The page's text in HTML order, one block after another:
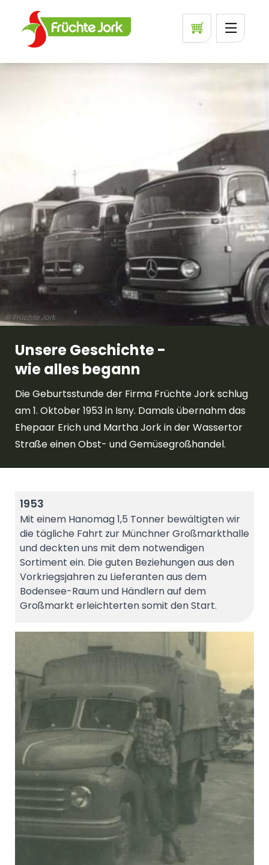
© Früchte Jork
Unsere Geschichte -
wie alles begann
Die Geburtsstunde der Firma Früchte Jork schlug
am 1. Oktober 1953 in Isny. Damals übernahm das
Ehepaar Erich und Martha Jork in der Wassertor
Straße einen Obst- und Gemüsegroßhandel.
1953
Mit einem Hanomag 1,5 Tonner bewältigten wir
die tägliche Fahrt zur Münchner Großmarkthalle
und deckten uns mit dem notwendigen
Sortiment ein. Die guten Beziehungen aus den
Vorkriegsjahren zu Lieferanten aus dem
Bodensee-Raum und Händlern auf dem
Großmarkt erleichterten somit den Start.